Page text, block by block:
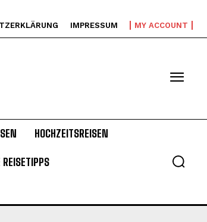
IMPRESSUM MY ACCOUNT
HOCHZEITSREISEN
REISETIPPS